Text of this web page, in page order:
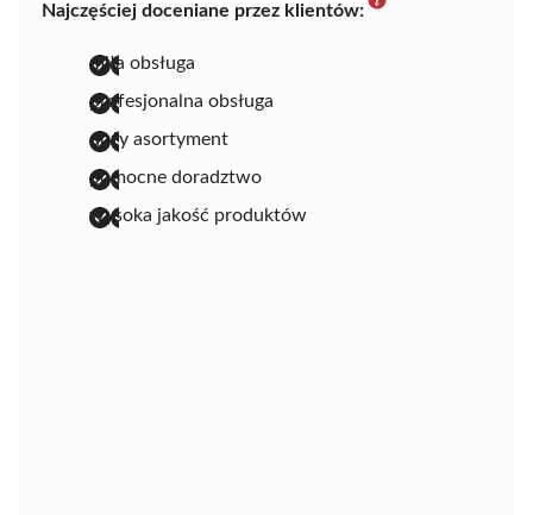
Najczęściej doceniane przez klientów:
miła obsługa
profesjonalna obsługa
duży asortyment
pomocne doradztwo
wysoka jakość produktów